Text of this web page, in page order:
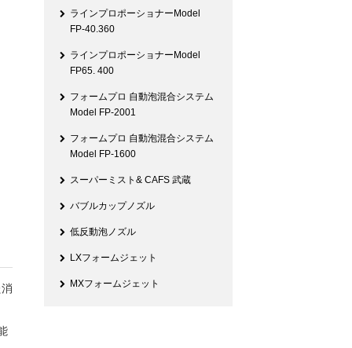
ラインプロポーショナーModel
FP-40.360
ラインプロポーショナーModel
FP65. 400
フォームプロ 自動泡混合システム
Model FP-2001
フォームプロ 自動泡混合システム
Model FP-1600
スーパーミスト& CAFS 武蔵
バブルカップノズル
低反動泡ノズル
LXフォームジェット
MXフォームジェット